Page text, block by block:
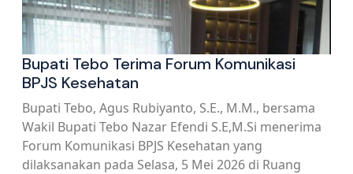
Bupati Tebo Terima Forum Komunikasi
BPJS Kesehatan
Bupati Tebo, Agus Rubiyanto, S.E., M.M., bersama
Wakil Bupati Tebo Nazar Efendi S.E,M.Si menerima
Forum Komunikasi BPJS Kesehatan yang
dilaksanakan pada Selasa, 5 Mei 2026 di Ruang